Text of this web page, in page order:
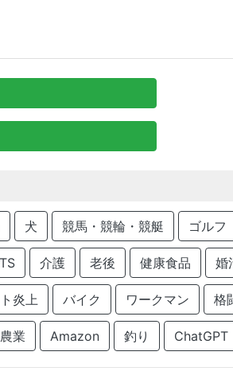
犬 競馬・競輪・競艇 ゴルフ
介護 老後 健康食品 婚
炎上 バイク ワークマン 格
農業 Amazon 釣り ChatGPT